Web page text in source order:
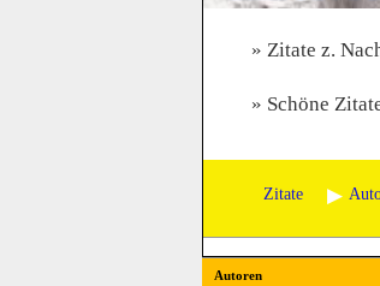
Zitate z.
Schöne
Zitate
Autoren